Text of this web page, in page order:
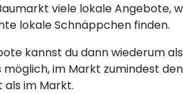
viele lokale Angebote,
lokale Schnäppchen finden.
kannst du dann wiederum
im Markt zumindest
im Markt.